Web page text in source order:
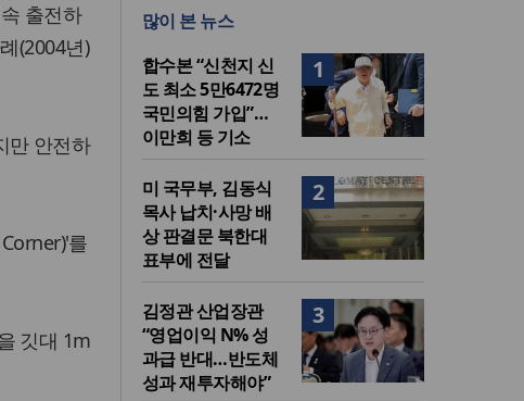
출전하
(2004년)
만 안전하
를
깃대 1m
중단하라”
정신건강 치료 인프라 부족…
정신질환 평생유병률 27.8%,
중증 입원·재활 확충 과제
많이 본 뉴스
1
합수본 “신천지 신
도 최소 5만6472명
국민의힘 가입”…
이만희 등 기소
2
미 국무부, 김동식
목사 납치·사망 배
상 판결문 북한대
표부에 전달
3
김정관 산업장관
“영업이익 N% 성
과급 반대…반도체
성과 재투자해야”